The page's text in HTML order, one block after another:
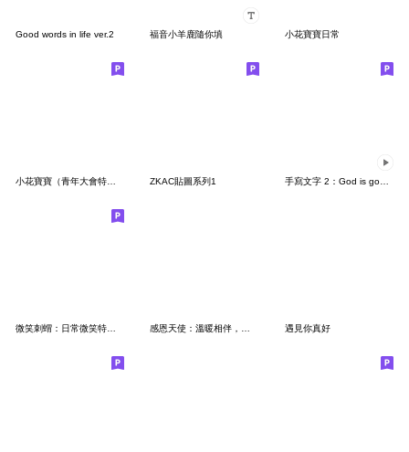
Good words in life ver.2 福音小羊鹿隨你填 小花寶寶日常
ZKAC貼圖系列1 手寫文字 2：God is good (復刻）
微笑刺蝟：日常微笑特輯｜正向暖心語錄 感恩天使：溫暖相伴，愛與祝福 遇見你真好